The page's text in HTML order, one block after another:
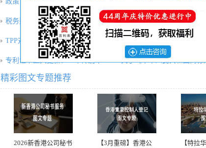
税务建议 | 美国公司税收明细及 专题|请收好这份“泰国投资分
TPP对中国外贸企业有什么影响？ 韩国将于10月开设人民币期
专利证书重大更新：39年传统布 关于《中华人民共和国商标
精彩图文专题推荐
2026新香港公司秘书
【3月重磅】香港公
【特拉